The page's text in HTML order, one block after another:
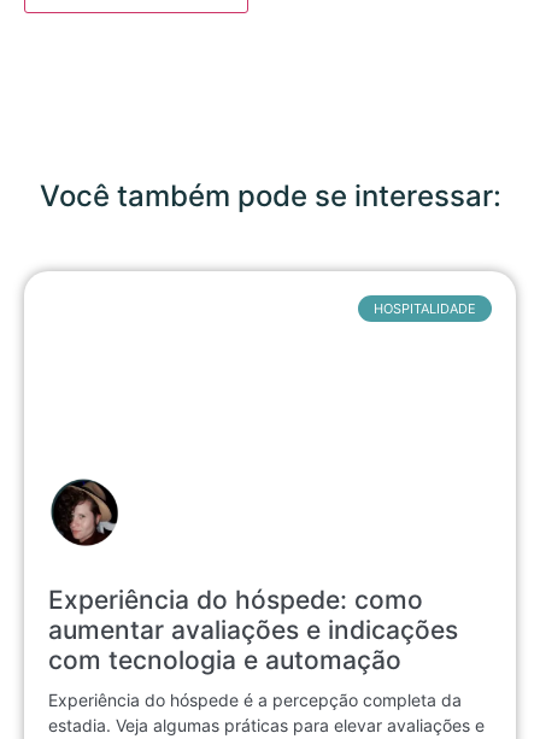
Você também pode se interessar:
Experiência do hóspede: como
aumentar avaliações e indicações
com tecnologia e automação
Experiência do hóspede é a percepção completa da
estadia. Veja algumas práticas para elevar avaliações e
HOSPITALIDADE